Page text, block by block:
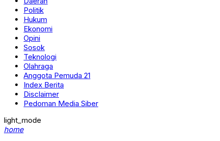
Politik
Hukum
Ekonomi
Opini
Sosok
Teknologi
Olahraga
Anggota Pemuda 21
Index Berita
Disclaimer
Pedoman Media Siber
light_mode
home